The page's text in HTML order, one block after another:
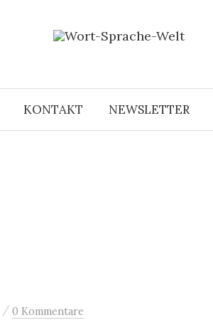
KONTAKT NEWSLETTER
/ 0 Kommentare